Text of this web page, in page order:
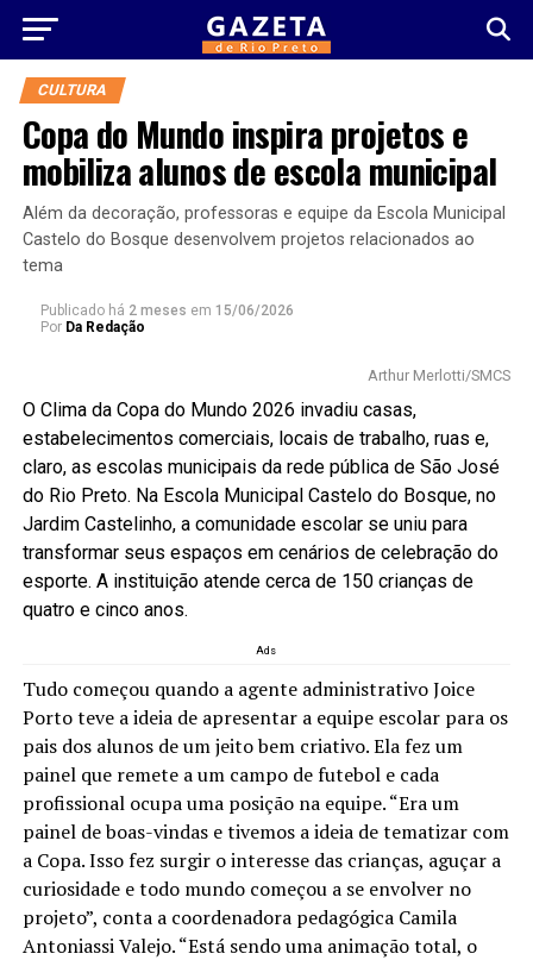
CULTURA
Copa do Mundo inspira projetos e
mobiliza alunos de escola municipal
Além da decoração, professoras e equipe da Escola Municipal
Castelo do Bosque desenvolvem projetos relacionados ao
tema
Publicado há 2 meses em 15/06/2026
Por Da Redação
Arthur Merlotti/SMCS
O Clima da Copa do Mundo 2026 invadiu casas,
estabelecimentos comerciais, locais de trabalho, ruas e,
claro, as escolas municipais da rede pública de São José
do Rio Preto. Na Escola Municipal Castelo do Bosque, no
Jardim Castelinho, a comunidade escolar se uniu para
transformar seus espaços em cenários de celebração do
esporte. A instituição atende cerca de 150 crianças de
quatro e cinco anos.
Ads
Tudo começou quando a agente administrativo Joice
Porto teve a ideia de apresentar a equipe escolar para os
pais dos alunos de um jeito bem criativo. Ela fez um
painel que remete a um campo de futebol e cada
profissional ocupa uma posição na equipe. “Era um
painel de boas-vindas e tivemos a ideia de tematizar com
a Copa. Isso fez surgir o interesse das crianças, aguçar a
curiosidade e todo mundo começou a se envolver no
projeto”, conta a coordenadora pedagógica Camila
Antoniassi Valejo. “Está sendo uma animação total, o